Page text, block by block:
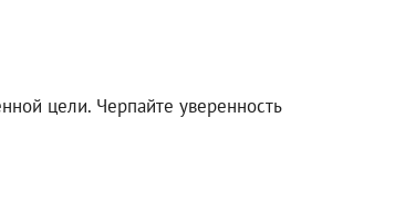
цели. Черпайте уверенность